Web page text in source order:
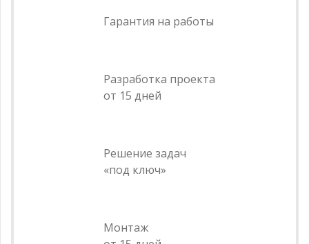
Гарантия на работы
Разработка проекта
от 15 дней
Решение задач
«под ключ»
Монтаж